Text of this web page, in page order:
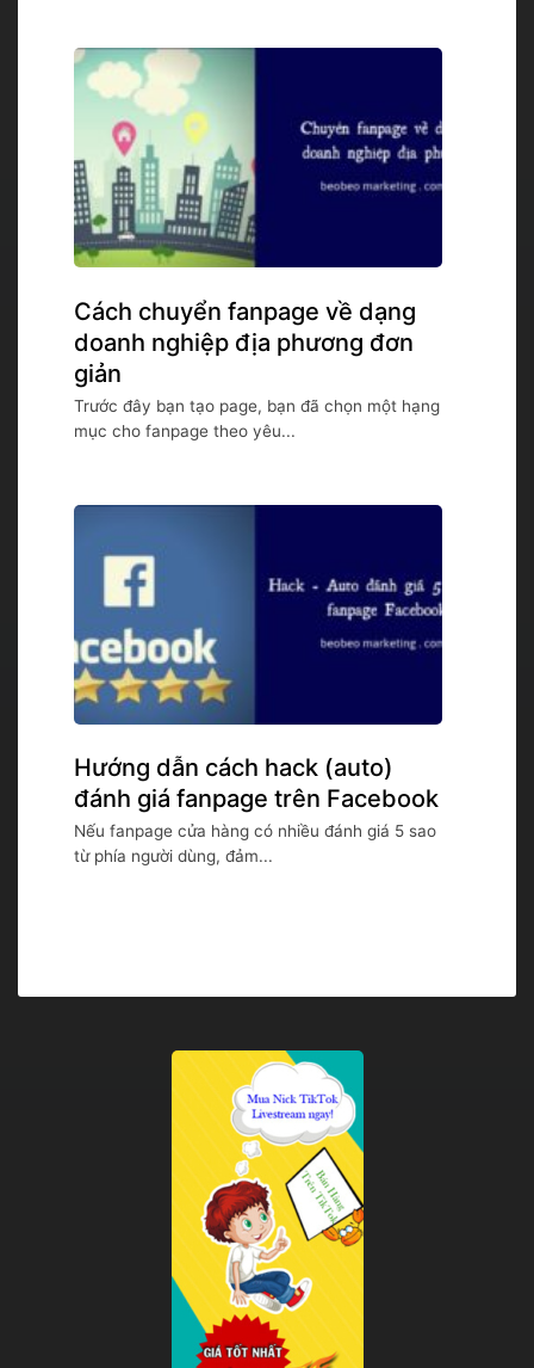
Cách chuyển fanpage về dạng
doanh nghiệp địa phương đơn
giản
Trước đây bạn tạo page, bạn đã chọn một hạng
mục cho fanpage theo yêu...
Hướng dẫn cách hack (auto)
đánh giá fanpage trên Facebook
Nếu fanpage cửa hàng có nhiều đánh giá 5 sao
từ phía người dùng, đảm...